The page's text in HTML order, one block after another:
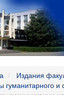
Издания
и